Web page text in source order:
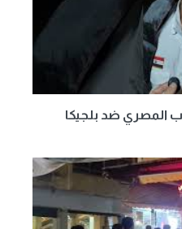
المصري ضد بلجيكا